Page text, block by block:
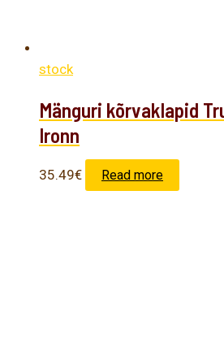
stock
Mänguri kõrvaklapid
Ironn
35.49€ Read more